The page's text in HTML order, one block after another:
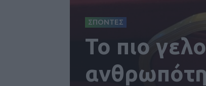
ΣΠΟΝΤΕΣ
Το πιο